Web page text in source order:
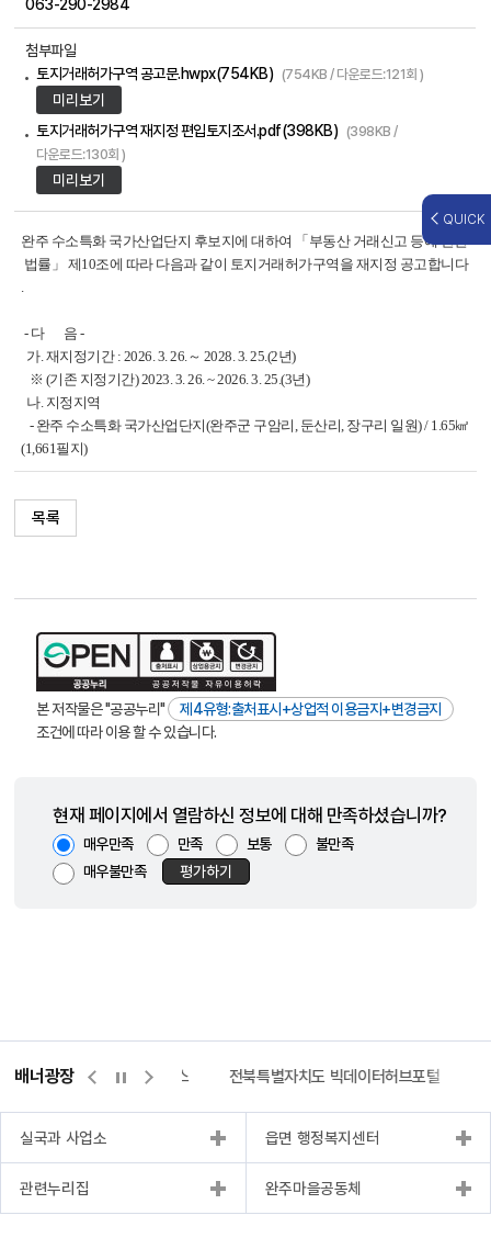
063-290-2984
첨부파일
토지거래허가구역 공고문.hwpx(754KB) (754KB / 다운로드:121회 )
미리보기
토지거래허가구역 재지정 편입토지조서.pdf(398KB) (398KB /
다운로드:130회 )
미리보기
완주 수소특화 국가산업단지 후보지에 대하여 「부동산 거래신고 등에 관한
법률」 제10조에 따라 다음과 같이 토지거래허가구역을 재지정 공고합니다
.
- 다 음 -
가. 재지정기간 : 2026. 3. 26.～ 2028. 3. 25.(2년)
※ (기존 지정기간) 2023. 3. 26. ~ 2026. 3. 25.(3년)
나. 지정지역
- 완주 수소특화 국가산업단지(완주군 구암리, 둔산리, 장구리 일원) / 1.65㎢
(1,661필지)
목록
본 저작물은 "공공누리"
제4유형:출처표시+상업적 이용금지+변경금지
조건에 따라 이용 할 수 있습니다.
현재 페이지에서 열람하신 정보에 대해 만족하셨습니까?
매우만족 만족 보통
불만족
매우불만족
평가하기
QUICK
배너광장
량바로처리센터 위택스 전북특별자치도 빅데이터허브포털
실국과 사업소 읍면 행정복지센터
관련누리집 완주마을공동체